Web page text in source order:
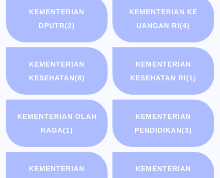
KEMENTERIAN
DPUTR(2)
KEMENTERIAN KE
UANGAN RI(4)
KEMENTERIAN
KESEHATAN(8)
KEMENTERIAN
KESEHATAN RI(1)
KEMENTERIAN OLAH
RAGA(1)
KEMENTERIAN
PENDIDIKAN(3)
KEMENTERIAN
KEMENTERIAN